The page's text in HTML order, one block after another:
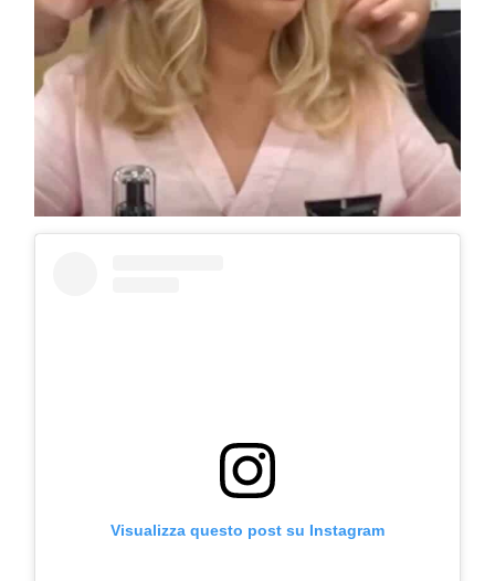
Visualizza questo post su Instagram
Cosmprof Worldwide Bologna